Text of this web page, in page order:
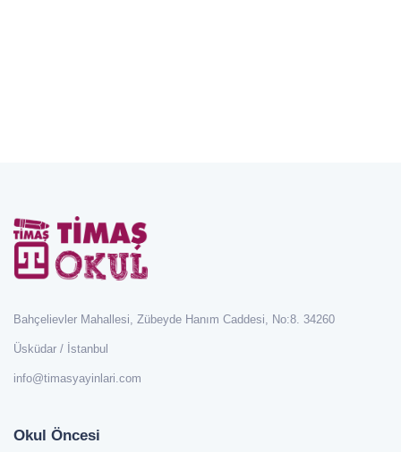
Bahçelievler Mahallesi, Zübeyde Hanım Caddesi, No:8. 34260
Üsküdar / İstanbul
info@timasyayinlari.com
Okul Öncesi